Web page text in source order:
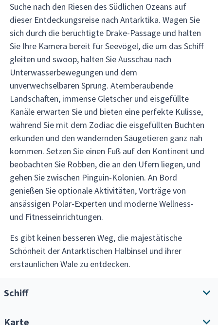
Suche nach den Riesen des Südlichen Ozeans auf
dieser Entdeckungsreise nach Antarktika. Wagen Sie
sich durch die berüchtigte Drake-Passage und halten
Sie Ihre Kamera bereit für Seevögel, die um das Schiff
gleiten und swoop, halten Sie Ausschau nach
Unterwasserbewegungen und dem
unverwechselbaren Sprung. Atemberaubende
Landschaften, immense Gletscher und eisgefüllte
Kanäle erwarten Sie und bieten eine perfekte Kulisse,
während Sie mit dem Zodiac die eisgefüllten Buchten
erkunden und den wandernden Säugetieren ganz nah
kommen. Setzen Sie einen Fuß auf den Kontinent und
beobachten Sie Robben, die an den Ufern liegen, und
gehen Sie zwischen Pinguin-Kolonien. An Bord
genießen Sie optionale Aktivitäten, Vorträge von
ansässigen Polar-Experten und moderne Wellness-
und Fitnesseinrichtungen.
Es gibt keinen besseren Weg, die majestätische
Schönheit der Antarktischen Halbinsel und ihrer
erstaunlichen Wale zu entdecken.
Schiff
Karte